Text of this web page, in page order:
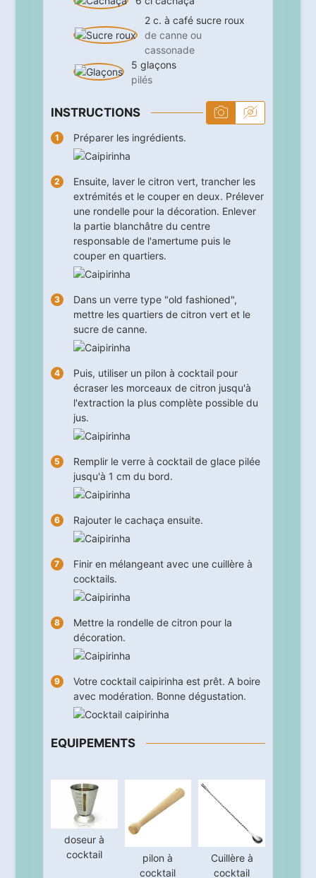
2 c. à café sucre roux
de canne ou
cassonade
5 glaçons
pilés
INSTRUCTIONS
Préparer les ingrédients.
Ensuite, laver le citron vert, trancher les
extrémités et le couper en deux. Prélever
une rondelle pour la décoration. Enlever
la partie blanchâtre du centre
responsable de l'amertume puis le
couper en quartiers.
Dans un verre type "old fashioned",
mettre les quartiers de citron vert et le
sucre de canne.
Puis, utiliser un pilon à cocktail pour
écraser les morceaux de citron jusqu'à
l'extraction la plus complète possible du
jus.
Remplir le verre à cocktail de glace pilée
jusqu'à 1 cm du bord.
Rajouter le cachaça ensuite.
Finir en mélangeant avec une cuillère à
cocktails.
Mettre la rondelle de citron pour la
décoration.
Votre cocktail caipirinha est prêt. A boire
avec modération. Bonne dégustation.
EQUIPEMENTS
doseur à
cocktail
pilon à
cocktail
Cuillère à
cocktail